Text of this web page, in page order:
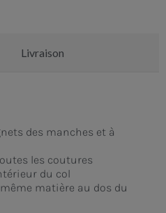
Livraison
des manches et à
les coutures
du col
matière au dos du